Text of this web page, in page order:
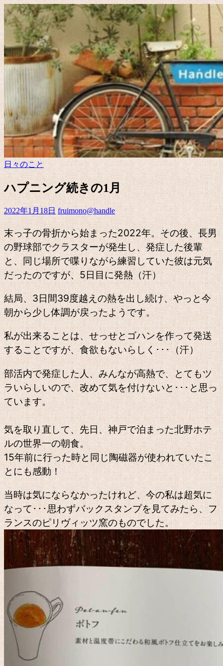
日々のこと
ハプニング続きの1月
2022年1月18日 fruimono@handle
末っ子の骨折から始まった2022年。その後、長男
の野球部でクラスターが発生し、発症した後輩
と、同じ場所で喋りながら練習していた彼は元気
だったのですが、5日目に発熱（汗）
結局、3日間39度越えの熱を出し続け、やっと今
朝から少し体調が戻ったようです。
私が出来ることは、せっせとゴハンを作って発送
することですが、食欲もないらしく･･･（汗）
部活内で発症した人、みんなが高熱で、とてもツ
ラいらしいので、改めて気を付けないと･･･と思っ
ています。
気を取り直して、先日、神戸で泊まった北野ホテ
ルの世界一の朝食。
15年前に行った時と同じ陶磁器が使われていたこ
とにも感動！
当時は気にならなかったけれど、今の私は超気に
なって･･･思わずバックスタンプを見てみたら、フ
ランスのピリヴィッツ窯のものでした。